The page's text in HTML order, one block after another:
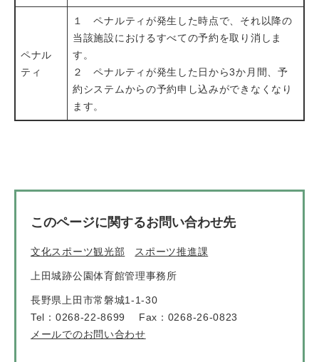
ペナル
ティ
１ ペナルティが発生した時点で、それ以降の
当該施設におけるすべての予約を取り消しま
す。
２ ペナルティが発生した日から3か月間、予
約システムからの予約申し込みができなくなり
ます。
このページに関するお問い合わせ先
文化スポーツ観光部 スポーツ推進課
上田城跡公園体育館管理事務所
長野県上田市常磐城1-1-30
Tel：0268-22-8699
Fax：0268-26-0823
メールでのお問い合わせ